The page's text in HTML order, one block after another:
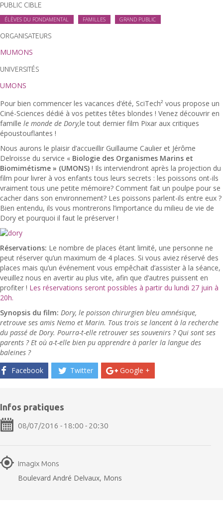
PUBLIC CIBLE
ÉLÈVES DU FONDAMENTAL FAMILLES GRAND PUBLIC
ORGANISATEURS
MUMONS
UNIVERSITÉS
UMONS
Pour bien commencer les vacances d’été, SciTech² vous propose un
Ciné-Sciences dédié à vos petites têtes blondes ! Venez découvrir en
famille le monde de Dory,le tout dernier film Pixar aux critiques
époustouflantes !
Nous aurons le plaisir d’accueillir Guillaume Caulier et Jérôme
Delroisse du service « Biologie des Organismes Marins et
Biomimétisme » (UMONS) ! Ils interviendront après la projection du
film pour livrer à vos enfants tous leurs secrets : les poissons ont-ils
vraiment tous une petite mémoire? Comment fait un poulpe pour se
cacher dans son environnement? Les poissons parlent-ils entre eux ?
Bien entendu, ils vous montrerons l’importance du milieu de vie de
Dory et pourquoi il faut le préserver !
Réservations: Le nombre de places étant limité, une personne ne
peut réserver qu’un maximum de 4 places. Si vous aviez réservé des
places mais qu’un événement vous empêchait d’assister à la séance,
veuillez nous en avertir au plus vite, afin que d’autres puissent en
profiter ! Les réservations seront possibles à partir du lundi 27 juin à
20h.
Synopsis du film: Dory, le poisson chirurgien bleu amnésique,
retrouve ses amis Nemo et Marin. Tous trois se lancent à la recherche
du passé de Dory. Pourra-t-elle retrouver ses souvenirs ? Qui sont ses
parents ? Et où a-t-elle bien pu apprendre à parler la langue des
baleines ?
Facebook
Twitter Google +
Infos pratiques
08/07/2016 - 18:00 - 20:30
Imagix Mons
Boulevard André Delvaux, Mons